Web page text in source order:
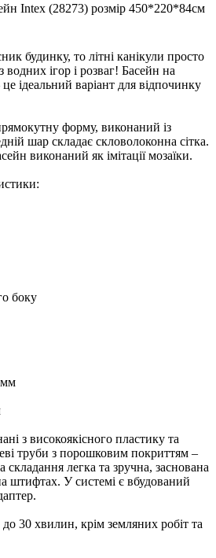
Intex (28273) розмір 450*220*84см
будинку, то літні канікули просто
ігор і розваг! Басейн на
ідеальний варіант для відпочинку
форму, виконаний із
шар складає скловолоконна сітка.
виконаний як імітації мозаїки.
боку
мм
з високоякісного пластику та
труби з порошковим покриттям –
складання легка та зручна, заснована
штифтах. У системі є вбудований
30 хвилин, крім земляних робіт та